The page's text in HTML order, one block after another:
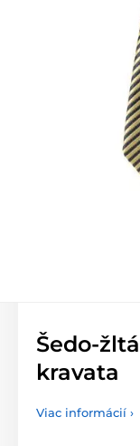
Šedo-
kravata
Viac informácií ›